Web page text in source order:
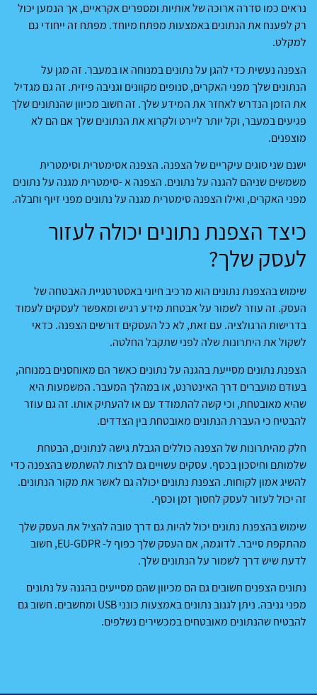
נראים כמו סדרה ארוכה של אותיות ומספרים אקראיים, אך הנמען יכול
רק לפענח את הנתונים באמצעות מפתח מיוחד. מפתח זה ייחודי גם
למקלט.
הצפנה נעשית כדי להגן על נתונים במנוחה או במעבר. זה מגן על
הנתונים שלך מפני האקרים, סנופים מקוונים וגניבה פיזית. זה גם מגדיל
את הזמן הנדרש לאחזר את המידע שלך. זה חשוב מכיוון שהנתונים שלך
פגיעים במעבר, וקל יותר ליירט ולקרוא את הנתונים שלך אם הם לא
מוצפנים.
ישנם שני סוגים עיקריים של הצפנה. הצפנה אסימטרית וסימטרית
משמשים שניהם להגנה על נתונים. הצפנה א -סימטרית מגנה על נתונים
מפני האקרים, ואילו הצפנה סימטרית מגנה על נתונים מפני זיוף וחבלה.
כיצד הצפנת נתונים יכולה לעזור
לעסק שלך?
שימוש בהצפנת נתונים הוא מרכיב חיוני באסטרטגיית האבטחה של
העסק. זה עוזר לשמור על אבטחת מידע רגיש ומאפשר לעסקים לעמוד
בדרישות הרגולציה. עם זאת, לא כל העסקים דורשים הצפנה. כדאי
לשקול את היתרונות שלה לפני שתקבל החלטה.
הצפנת נתונים מסייעת בהגנה על נתונים כאשר הם מאוחסנים במנוחה,
בעודם מועברים דרך האינטרנט, או במהלך המעבר. המשמעות היא
שהיא מאובטחת, וכי קשה להתמודד עם או להעתיק אותו. זה גם עוזר
להבטיח כי העברת הנתונים מאובטחת בין הצדדים.
חלק מהיתרונות של הצפנה כוללים הגבלת גישה לנתונים, הבטחת
שלמותם וחיסכון בכסף. עסקים עשויים גם לרצות להשתמש בהצפנה כדי
להשיג אמון לקוחות. הצפנת נתונים יכולה גם לאשר את מקור הנתונים.
זה יכול לעזור לעסק לחסוך זמן וכסף.
שימוש בהצפנת נתונים יכול להיות גם דרך טובה להציל את העסק שלך
מהתקפת סייבר. לדוגמה, אם העסק שלך כפוף ל- EU-GDPR, חשוב
לדעת שיש דרך לשמור על הנתונים שלך.
נתונים הצפנים חשובים גם הם מכיוון שהם מסייעים בהגנה על נתונים
מפני גניבה. ניתן לגנוב נתונים באמצעות כונני USB ומחשבים. חשוב גם
להבטיח שהנתונים מאובטחים במכשירים נשלפים.